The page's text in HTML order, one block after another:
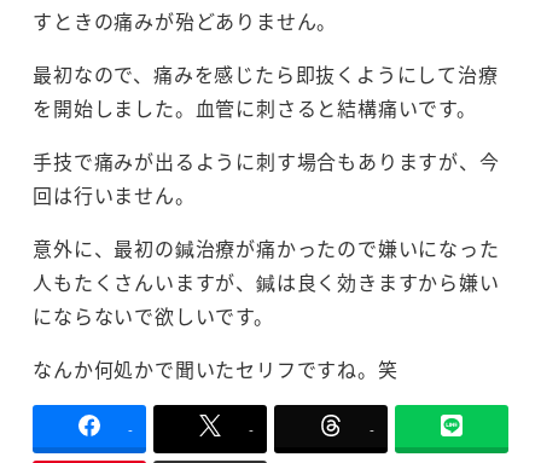
すときの痛みが殆どありません。
最初なので、痛みを感じたら即抜くようにして治療
を開始しました。血管に刺さると結構痛いです。
手技で痛みが出るように刺す場合もありますが、今
回は行いません。
意外に、最初の鍼治療が痛かったので嫌いになった
人もたくさんいますが、鍼は良く効きますから嫌い
にならないで欲しいです。
なんか何処かで聞いたセリフですね。笑
- - -